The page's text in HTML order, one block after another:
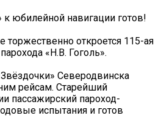
к юбилейной навигации готов!
торжественно откроется 115-ая
«Н.В. Гоголь».
Северодвинска
рейсам. Старейший
пассажирский пароход-
испытания и готов